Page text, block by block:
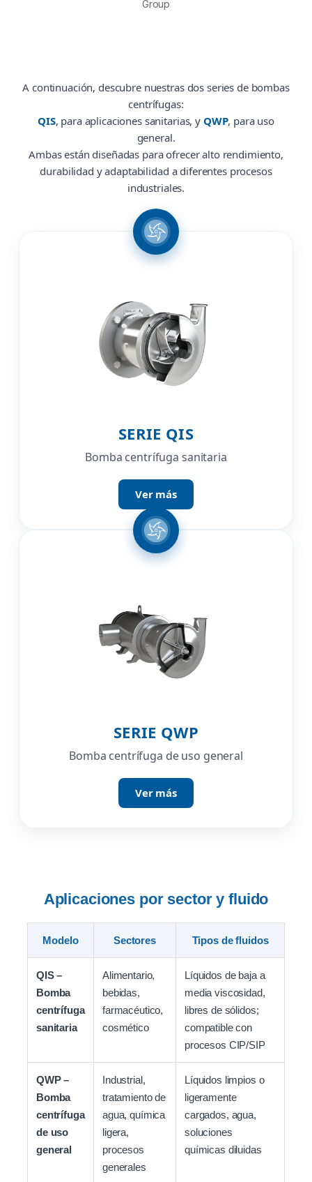
Group
A continuación, descubre nuestras dos series de bombas
centrífugas:
QIS, para aplicaciones sanitarias, y QWP, para uso
general.
Ambas están diseñadas para ofrecer alto rendimiento,
durabilidad y adaptabilidad a diferentes procesos
industriales.
SERIE QIS
Bomba centrífuga sanitaria
Ver más
SERIE QWP
Bomba centrífuga de uso general
Ver más
Aplicaciones por sector y fluido
Modelo Sectores Tipos de fluidos
QIS –
Bomba
centrífuga
sanitaria
Alimentario,
bebidas,
farmacéutico,
cosmético
Líquidos de baja a
media viscosidad,
libres de sólidos;
compatible con
procesos CIP/SIP
QWP –
Bomba
centrífuga
de uso
general
Industrial,
tratamiento de
agua, química
ligera,
procesos
generales
Líquidos limpios o
ligeramente
cargados, agua,
soluciones
químicas diluidas